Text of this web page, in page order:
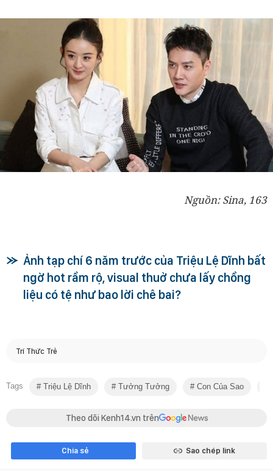
Nguồn: Sina, 163
Ảnh tạp chí 6 năm trước của Triệu Lệ Dĩnh bất
ngờ hot rầm rộ, visual thuở chưa lấy chồng
liệu có tệ như bao lời chê bai?
Trí Thức Trẻ
Tags Triệu Lệ Dĩnh Tưởng Tưởng Con Của Sao
Theo dõi Kenh14.vn trên
Chia sẻ Sao chép link